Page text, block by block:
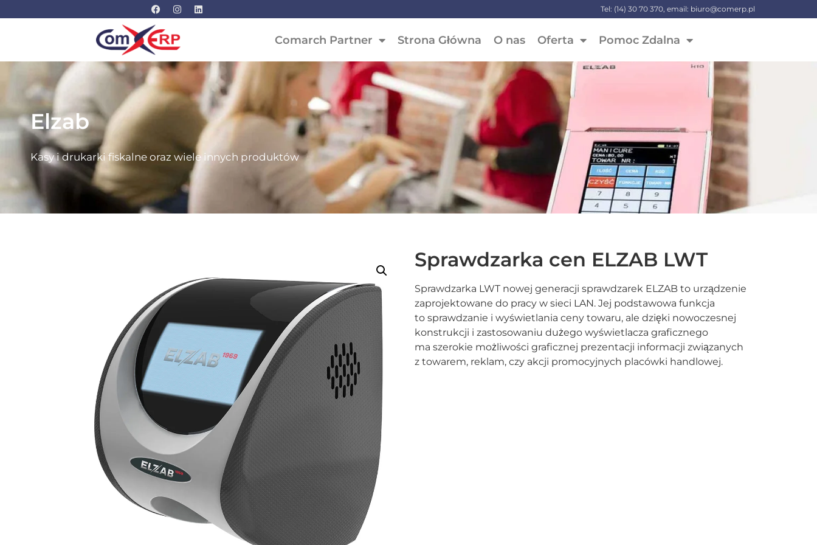
Tel: (14) 30 70 370, email: biuro@comerp.pl
Comarch Partner Strona Główna O nas Oferta Pomoc Zdalna
Elzab
Kasy i drukarki fiskalne oraz wiele innych produktów
Sprawdzarka cen ELZAB LWT
Sprawdzarka LWT nowej generacji sprawdzarek ELZAB to urządzenie
zaprojektowane do pracy w sieci LAN. Jej podstawowa funkcja
to sprawdzanie i wyświetlania ceny towaru, ale dzięki nowoczesnej
konstrukcji i zastosowaniu dużego wyświetlacza graficznego
ma szerokie możliwości graficznej prezentacji informacji związanych
z towarem, reklam, czy akcji promocyjnych placówki handlowej.